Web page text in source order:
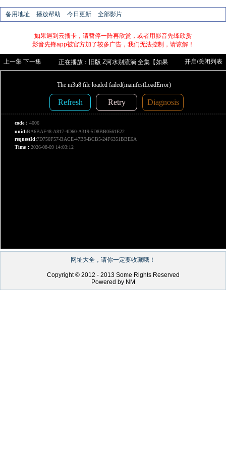
备用地址 播放帮助 今日更新 全部影片
如果遇到云播卡，请暂停一阵再欣赏，或者用影音先锋欣赏
影音先锋app被官方加了较多广告，我们无法控制，请谅解！
上一集 下一集 正在播放： 旧版 Z河水别流淌 全集【如果
访问】
开启/关闭列表
网址大全，请你一定要收藏哦！
Copyright © 2012 - 2013 Some Rights Reserved
Powered by NM